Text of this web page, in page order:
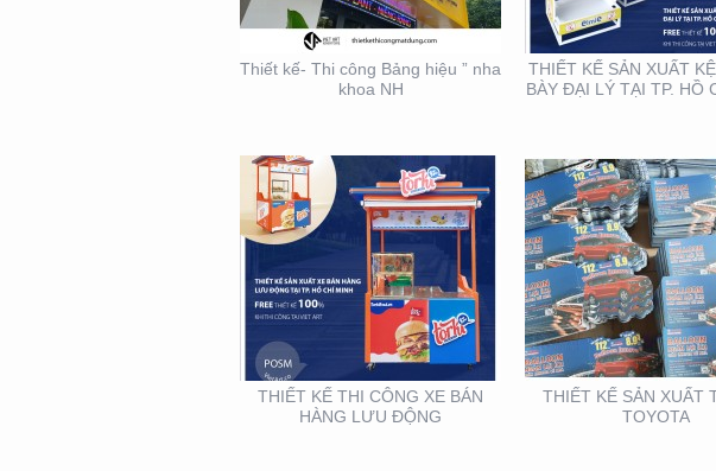
Thiết kế- Thi công Bảng hiệu ” nha
khoa NH
THIẾT KẾ SẢN XUẤT
BÀY ĐẠI LÝ TẠI TP. HỒ
THIẾT KẾ THI CÔNG XE BÁN
HÀNG LƯU ĐỘNG
THIẾT KẾ SẢN XUẤT
TOYOTA
THIẾT KẾ THI CÔNG
BẢNG HIỆU – MẶT
DỰNG LONG MINH HÂN
– TP. THỦ ĐỨC – Q2
THIẾT KẾ THIỆP
TỬ ĐỘC ĐÁO ,
TƯỢNG